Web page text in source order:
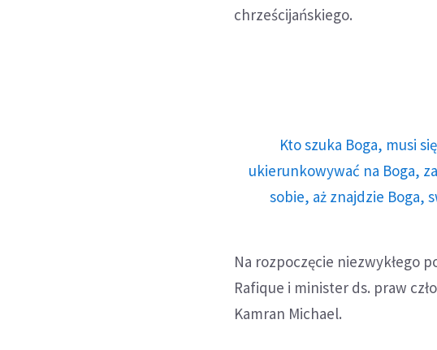
chrześcijańskiego.
Kto szuka Boga, musi
ukierunkowywać na Boga,
sobie, aż znajdzie Boga,
Na rozpoczęcie niezwykłego
Rafique i minister ds. praw
Kamran Michael.